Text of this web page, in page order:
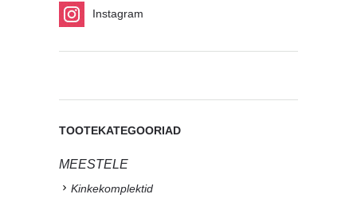
Instagram
TOOTEKATEGOORIAD
MEESTELE
Kinkekomplektid